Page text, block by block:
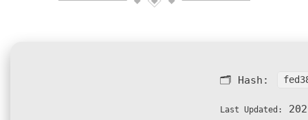
🗂 Hash:
Last Updated: